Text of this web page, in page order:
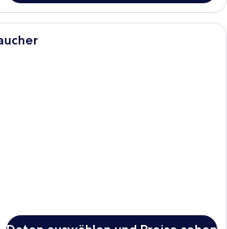
Ein modernes Hotelzimmer mit